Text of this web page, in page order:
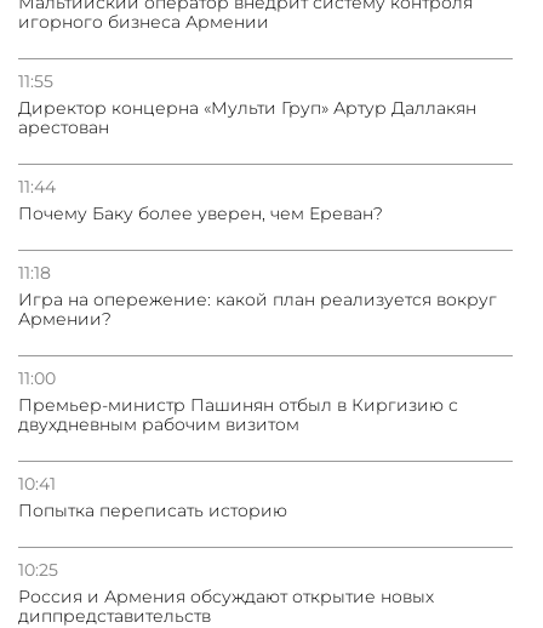
игорного бизнеса Армении
11:55
Директор концерна «Мульти Груп» Артур Даллакян
арестован
11:44
Почему Баку более уверен, чем Ереван?
11:18
Игра на опережение: какой план реализуется вокруг
Армении?
11:00
Премьер-министр Пашинян отбыл в Киргизию с
двухдневным рабочим визитом
10:41
Попытка переписать историю
10:25
Россия и Армения обсуждают открытие новых
диппредставительств